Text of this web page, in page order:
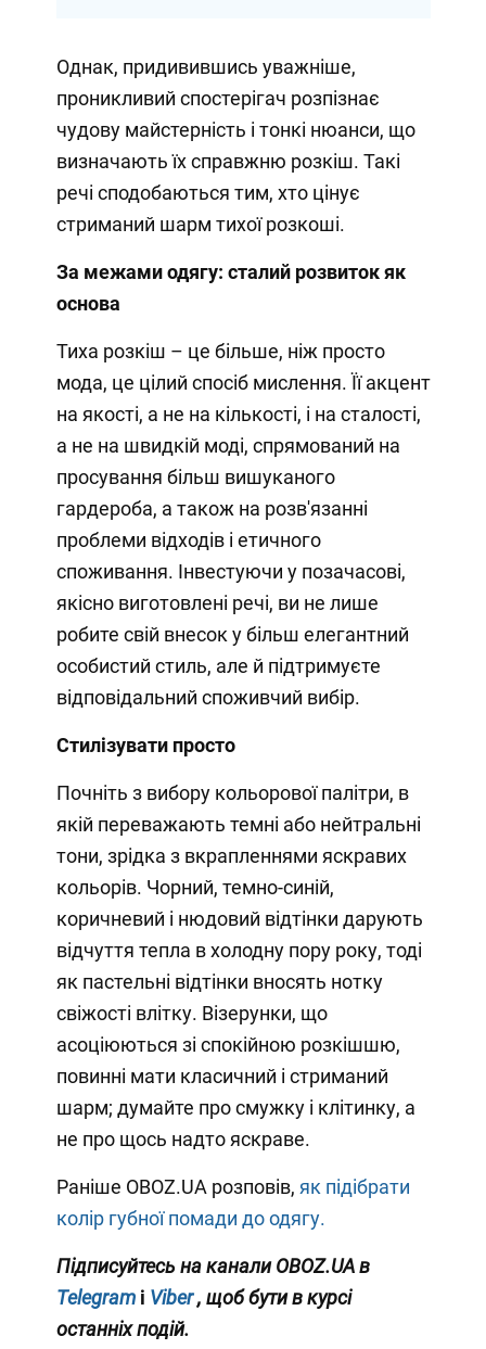
Однак, придивившись уважніше,
проникливий спостерігач розпізнає
чудову майстерність і тонкі нюанси, що
визначають їх справжню розкіш. Такі
речі сподобаються тим, хто цінує
стриманий шарм тихої розкоші.
За межами одягу: сталий розвиток як
основа
Тиха розкіш – це більше, ніж просто
мода, це цілий спосіб мислення. Її акцент
на якості, а не на кількості, і на сталості,
а не на швидкій моді, спрямований на
просування більш вишуканого
гардероба, а також на розв'язанні
проблеми відходів і етичного
споживання. Інвестуючи у позачасові,
якісно виготовлені речі, ви не лише
робите свій внесок у більш елегантний
особистий стиль, але й підтримуєте
відповідальний споживчий вибір.
Стилізувати просто
Почніть з вибору кольорової палітри, в
якій переважають темні або нейтральні
тони, зрідка з вкрапленнями яскравих
кольорів. Чорний, темно-синій,
коричневий і нюдовий відтінки дарують
відчуття тепла в холодну пору року, тоді
як пастельні відтінки вносять нотку
свіжості влітку. Візерунки, що
асоціюються зі спокійною розкішшю,
повинні мати класичний і стриманий
шарм; думайте про смужку і клітинку, а
не про щось надто яскраве.
Раніше OBOZ.UA розповів, як підібрати
колір губної помади до одягу.
Підписуйтесь на канали OBOZ.UA в
Telegram і Viber , щоб бути в курсі
останніх подій.